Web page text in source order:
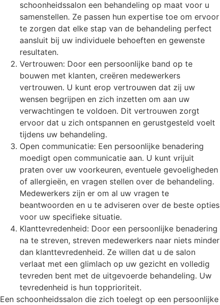
schoonheidssalon een behandeling op maat voor u
samenstellen. Ze passen hun expertise toe om ervoor
te zorgen dat elke stap van de behandeling perfect
aansluit bij uw individuele behoeften en gewenste
resultaten.
Vertrouwen: Door een persoonlijke band op te
bouwen met klanten, creëren medewerkers
vertrouwen. U kunt erop vertrouwen dat zij uw
wensen begrijpen en zich inzetten om aan uw
verwachtingen te voldoen. Dit vertrouwen zorgt
ervoor dat u zich ontspannen en gerustgesteld voelt
tijdens uw behandeling.
Open communicatie: Een persoonlijke benadering
moedigt open communicatie aan. U kunt vrijuit
praten over uw voorkeuren, eventuele gevoeligheden
of allergieën, en vragen stellen over de behandeling.
Medewerkers zijn er om al uw vragen te
beantwoorden en u te adviseren over de beste opties
voor uw specifieke situatie.
Klanttevredenheid: Door een persoonlijke benadering
na te streven, streven medewerkers naar niets minder
dan klanttevredenheid. Ze willen dat u de salon
verlaat met een glimlach op uw gezicht en volledig
tevreden bent met de uitgevoerde behandeling. Uw
tevredenheid is hun topprioriteit.
Een schoonheidssalon die zich toelegt op een persoonlijke